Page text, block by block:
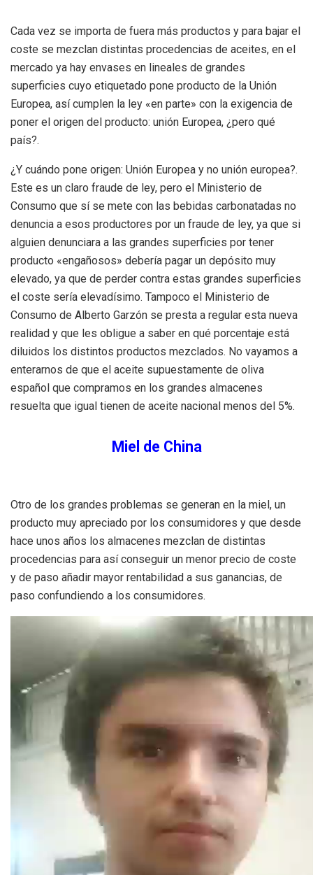
Cada vez se importa de fuera más productos y para bajar el
coste se mezclan distintas procedencias de aceites, en el
mercado ya hay envases en lineales de grandes
superficies cuyo etiquetado pone producto de la Unión
Europea, así cumplen la ley «en parte» con la exigencia de
poner el origen del producto: unión Europea, ¿pero qué
país?.
¿Y cuándo pone origen: Unión Europea y no unión europea?.
Este es un claro fraude de ley, pero el Ministerio de
Consumo que sí se mete con las bebidas carbonatadas no
denuncia a esos productores por un fraude de ley, ya que si
alguien denunciara a las grandes superficies por tener
producto «engañosos» debería pagar un depósito muy
elevado, ya que de perder contra estas grandes superficies
el coste sería elevadísimo. Tampoco el Ministerio de
Consumo de Alberto Garzón se presta a regular esta nueva
realidad y que les obligue a saber en qué porcentaje está
diluidos los distintos productos mezclados. No vayamos a
enterarnos de que el aceite supuestamente de oliva
español que compramos en los grandes almacenes
resuelta que igual tienen de aceite nacional menos del 5%.
Miel de China
Otro de los grandes problemas se generan en la miel, un
producto muy apreciado por los consumidores y que desde
hace unos años los almacenes mezclan de distintas
procedencias para así conseguir un menor precio de coste
y de paso añadir mayor rentabilidad a sus ganancias, de
paso confundiendo a los consumidores.